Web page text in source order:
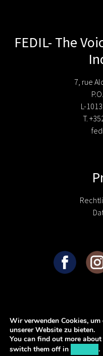
FEDIL- The
7, rue
L-
T.
Wir verwenden Cookies,
unserer Website zu bieten.
You can find out more
switch them off in
.